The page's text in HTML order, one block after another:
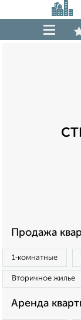
Продажа
1‑комнатные
Вторичное жилье
Аренда